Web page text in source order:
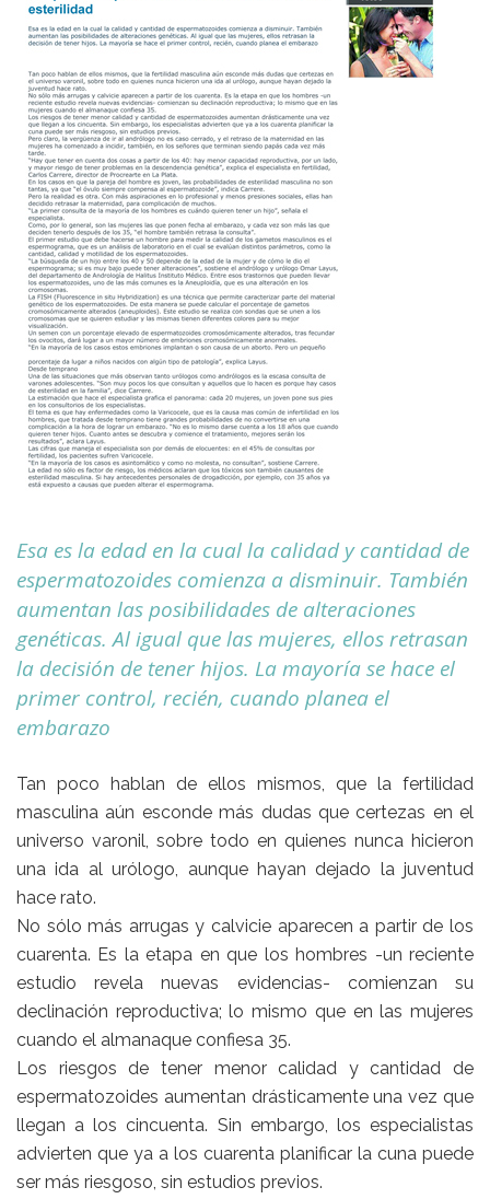
Esa es la edad en la cual la calidad y cantidad de
espermatozoides comienza a disminuir. También
aumentan las posibilidades de alteraciones
genéticas. Al igual que las mujeres, ellos retrasan
la decisión de tener hijos. La mayoría se hace el
primer control, recién, cuando planea el
embarazo
Tan poco hablan de ellos mismos, que la fertilidad
masculina aún esconde más dudas que certezas en el
universo varonil, sobre todo en quienes nunca hicieron
una ida al urólogo, aunque hayan dejado la juventud
hace rato.
No sólo más arrugas y calvicie aparecen a partir de los
cuarenta. Es la etapa en que los hombres -un reciente
estudio revela nuevas evidencias- comienzan su
declinación reproductiva; lo mismo que en las mujeres
cuando el almanaque confiesa 35.
Los riesgos de tener menor calidad y cantidad de
espermatozoides aumentan drásticamente una vez que
llegan a los cincuenta. Sin embargo, los especialistas
advierten que ya a los cuarenta planificar la cuna puede
ser más riesgoso, sin estudios previos.